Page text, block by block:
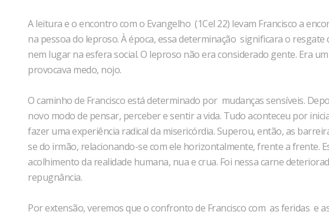
A leitura e o encontro com o Evangelho (1Cel 22) levam Francisco a
na pessoa do leproso. À época, essa determinação significara o
nem lugar na esfera social. O leproso não era considerado gente. Era
provocava medo, nojo.
O caminho de Francisco está determinado por mudanças sensíveis.
novo modo de pensar, perceber e sentir a vida. Tudo aconteceu por
fazer uma experiência radical da misericórdia. Superou, então, as
se do irmão, relacionando-se com ele horizontalmente, frente a frente.
acolhimento da realidade humana, nua e crua. Foi nessa carne
repugnância.
Por extensão, veremos que o confronto de Francisco com as feridas e